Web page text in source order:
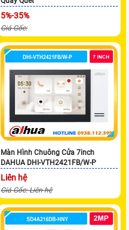
5%-35%
Giá Gốc:
Màn Hình Chuông Cửa 7inch
DAHUA DHI-VTH2421FB/W-P
Liên hệ
Giá Gốc: Liên hệ